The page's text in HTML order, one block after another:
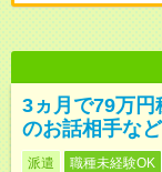
3ヵ月で79万
のお話相手など
派遣 職種未経験OK